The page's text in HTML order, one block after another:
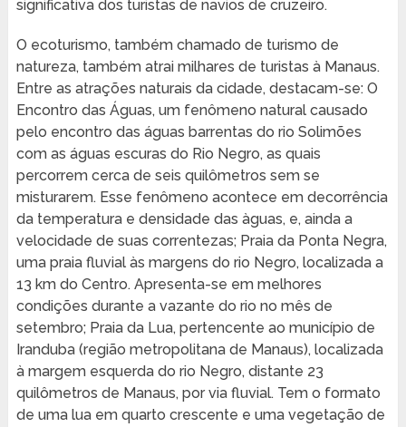
significativa dos turistas de navios de cruzeiro.
O ecoturismo, também chamado de turismo de
natureza, também atrai milhares de turistas à Manaus.
Entre as atrações naturais da cidade, destacam-se: O
Encontro das Águas, um fenômeno natural causado
pelo encontro das águas barrentas do rio Solimões
com as águas escuras do Rio Negro, as quais
percorrem cerca de seis quilômetros sem se
misturarem. Esse fenômeno acontece em decorrência
da temperatura e densidade das àguas, e, ainda a
velocidade de suas correntezas; Praia da Ponta Negra,
uma praia fluvial às margens do rio Negro, localizada a
13 km do Centro. Apresenta-se em melhores
condições durante a vazante do rio no mês de
setembro; Praia da Lua, pertencente ao município de
Iranduba (região metropolitana de Manaus), localizada
à margem esquerda do rio Negro, distante 23
quilômetros de Manaus, por via fluvial. Tem o formato
de uma lua em quarto crescente e uma vegetação de